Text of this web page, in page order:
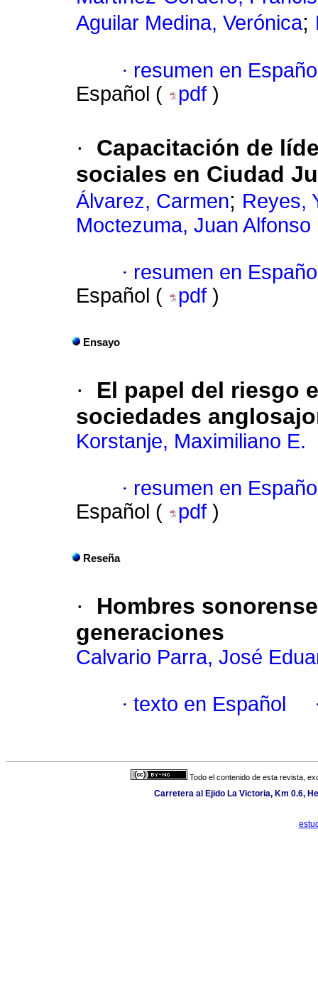
Aguilar Medina, Verónica;
· resumen en
Español (
pdf )
·
Capacitación de
sociales en Ciudad
Álvarez, Carmen; Reyes,
Moctezuma, Juan Alfonso
· resumen en
Español (
pdf )
Ensayo
·
El papel del riesgo
sociedades
Korstanje, Maximiliano E.
· resumen en
Español (
pdf )
Reseña
·
Hombres
generaciones
Calvario Parra, José
· texto en Español
Todo el contenido de esta revista,
Carretera al Ejido La Victoria, Km 0.6,